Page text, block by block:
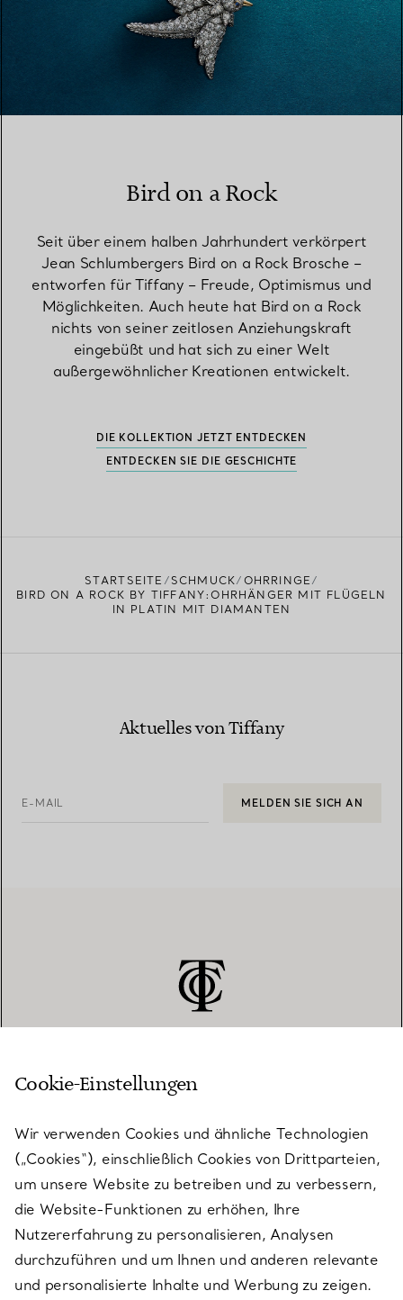
Bird on a Rock
Seit über einem halben Jahrhundert verkörpert
Jean Schlumbergers Bird on a Rock Brosche –
entworfen für Tiffany – Freude, Optimismus und
Möglichkeiten. Auch heute hat Bird on a Rock
nichts von seiner zeitlosen Anziehungskraft
eingebüßt und hat sich zu einer Welt
außergewöhnlicher Kreationen entwickelt.
DIE KOLLEKTION JETZT ENTDECKEN
ENTDECKEN SIE DIE GESCHICHTE
STARTSEITE SCHMUCK
OHRRINGE
BIRD ON A ROCK BY TIFFANY:OHRHÄNGER MIT FLÜGELN
IN PLATIN MIT DIAMANTEN
Aktuelles von Tiffany
E-MAIL MELDEN SIE SICH AN
KUNDENSERVICE
SERVICES
ÜBER TIFFANY & CO.
Cookie-Einstellungen
Wir verwenden Cookies und ähnliche Technologien
(„Cookies“), einschließlich Cookies von Drittparteien,
um unsere Website zu betreiben und zu verbessern,
die Website-Funktionen zu erhöhen, Ihre
Nutzererfahrung zu personalisieren, Analysen
durchzuführen und um Ihnen und anderen relevante
und personalisierte Inhalte und Werbung zu zeigen.